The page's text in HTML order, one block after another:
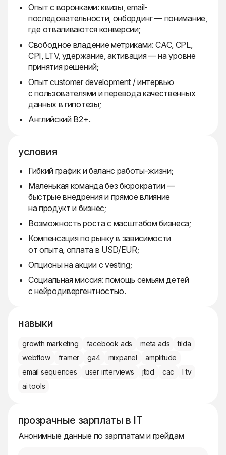
Опыт с воронками: квизы, email-
последовательности, онбординг — понимание,
где отваливаются конверсии;
Свободное владение метриками: CAC, CPL,
CPI, LTV, удержание, активация — на уровне
принятия решений;
Опыт customer development / интервью
с пользователями и перевода качественных
данных в гипотезы;
Английский B2+.
условия
Гибкий график и баланс работы-жизни;
Маленькая команда без бюрократии —
быстрые внедрения и прямое влияние
на продукт и бизнес;
Возможность роста с масштабом бизнеса;
Компенсация по рынку в зависимости
от опыта, оплата в USD/EUR;
Опционы на акции с vesting;
Социальная миссия: помощь семьям детей
с нейродивергентностью.
навыки
growth marketing facebook ads meta ads
tilda
webflow
framer ga4 mixpanel
amplitude
email sequences
user interviews jtbd cac
l tv
ai tools
прозрачные зарплаты в IT
Анонимные данные по зарплатам и грейдам